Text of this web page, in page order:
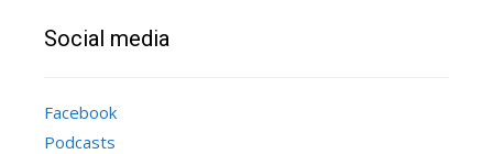
Social media
Facebook
Podcasts